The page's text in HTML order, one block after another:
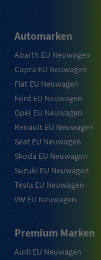
Automarken
Abarth EU Neuwagen
Cupra EU Neuwagen
Fiat EU Neuwagen
Ford EU Neuwagen
Opel EU Neuwagen
Renault EU Neuwagen
Seat EU Neuwagen
Skoda EU Neuwagen
Suzuki EU Neuwagen
Tesla EU Neuwagen
VW EU Neuwagen
Premium Marken
Audi EU Neuwagen